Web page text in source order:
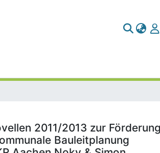
2011/2013 zur Förderung
Bauleitplanung